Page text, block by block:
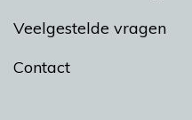
Veelgestelde vragen
Contact